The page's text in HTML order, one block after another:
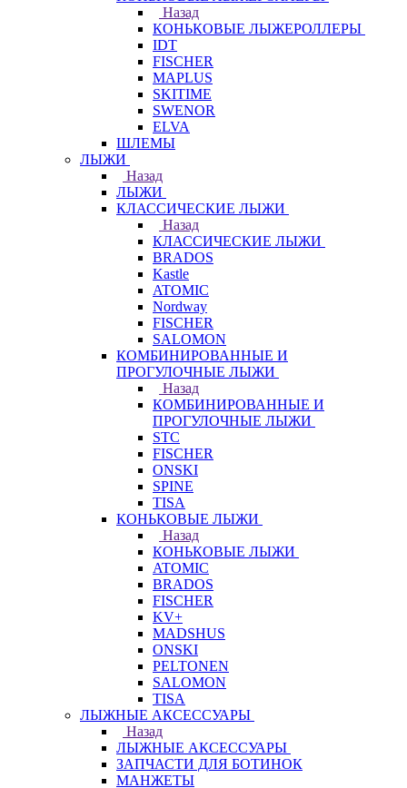
Назад
КОНЬКОВЫЕ ЛЫЖЕРОЛЛЕРЫ
IDT
FISCHER
MAPLUS
SKITIME
SWENOR
ELVA
ШЛЕМЫ
ЛЫЖИ
Назад
ЛЫЖИ
КЛАССИЧЕСКИЕ ЛЫЖИ
Назад
КЛАССИЧЕСКИЕ ЛЫЖИ
BRADOS
Kastle
ATOMIC
Nordway
FISCHER
SALOMON
КОМБИНИРОВАННЫЕ И
ПРОГУЛОЧНЫЕ ЛЫЖИ
Назад
КОМБИНИРОВАННЫЕ И
ПРОГУЛОЧНЫЕ ЛЫЖИ
STC
FISCHER
ONSKI
SPINE
TISA
КОНЬКОВЫЕ ЛЫЖИ
Назад
КОНЬКОВЫЕ ЛЫЖИ
ATOMIC
BRADOS
FISCHER
KV+
MADSHUS
ONSKI
PELTONEN
SALOMON
TISA
ЛЫЖНЫЕ АКСЕССУАРЫ
Назад
ЛЫЖНЫЕ АКСЕССУАРЫ
ЗАПЧАСТИ ДЛЯ БОТИНОК
МАНЖЕТЫ